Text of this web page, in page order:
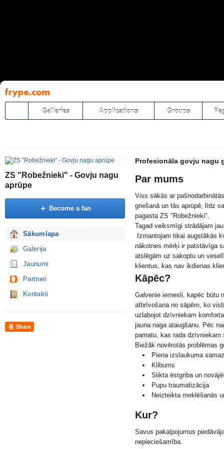
Pāriet
uz
saturu
Galleries Applications Groups
ZS "Robežnieki" - Govju nagu
aprūpe
Become a fan
Sākumlapa
Galerija
Jaunumi
Partneri
Kontakti
Share
Profesionāla govju nagu
Par mums
Viss sākās ar
griešanā un tās aprūpē, līdz
pagasta ZS "Robežnieki".
Tagad veiksmīgi strādājam
Izmantojam tikai augstākās
nākotnes mērķi ir patstāvīga
atslēgām uz sakoptu un
klientus, kas nav ikdienas
Kāpēc?
Galvenie iemesli, kapēc būtu
atbrīvošana no sāpēm, ko
uzlabojot dzīvniekam
jauna naga ataugšanu. Pēc
pamatu, kas rada
Biežāk novērotās problēmas
Piena izslaukuma
Klibums
Slikta ēstgriba un
Pupu traumatizācija
Neizteikta meklēšanās
Kur?
Savus pakalpojumus
nepieciešamība.